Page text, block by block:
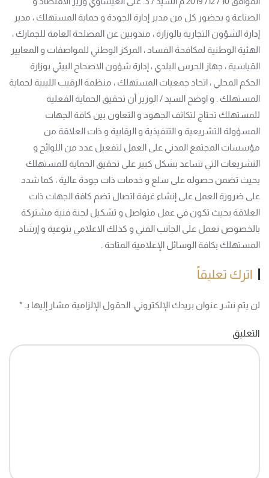
الصناعة و بحضور كل من مدير إدارة الجودة و حماية المستهلك ، مدير
إدارة الشؤون التجارية بالوزارة ، مندوبين عن المصلحة العامة للجمارك ،
الهئية الوطنية لمكافحة الفساد ، المركز الوطني للمواصفات و المعايير
القياسية ، جهاز الحرس البلدي ، إدارة شؤون الاصحاح البيئي بوزارة
الحكم المحلي ، اتحاد جمعيات المستهلك ، منظمة الرقيب الليبية لحماية
المستهلك . و اوضح السيد / الوزير أن تحقيق الحماية الفعلية
للمستهلك تحتاج لتكاثف الجهود و التعاون بين كافة الجهات
المسؤولة التشريعية و التنفيذية و الرقابية و ذات العلاقة من
مؤسسات المجتمع المدني على العمل لتفعيل عدد من اللوائح و
التشريعات التي تساعد بشكل كبير على تحقيق الحماية للمستهلك
بحيث تضمن حصوله على سلع و خدمات ذات جودة عالية ، كما شدد
على ضرورة العمل على إنشاء غرفة اتصال تضم كافة الجهات ذات
العلاقة بحيث تكون في عمل متواصل و تشكيل لجنة فنية مشتركة
بالخصوص تعمل على الجانب الفني و كذلك الاعلامي بتوعية و إرشاد
المستهلك بكافة الوسائل الإعلامية المتاحة .
اترك تعليقاً
لن يتم نشر عنوان بريدك الإلكتروني. الحقول الإلزامية مشار إليها بـ *
التعليق